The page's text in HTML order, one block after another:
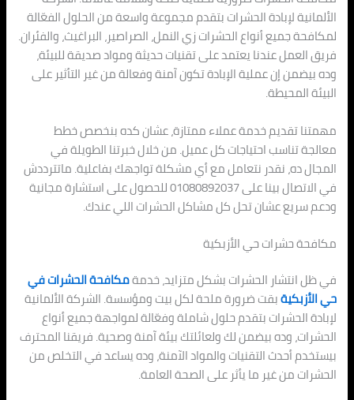
الألمانية لإبادة الحشرات بتقدم مجموعة واسعة من الحلول الفعّالة
لمكافحة جميع أنواع الحشرات زي النمل، الصراصير، البراغيث، والفئران.
فريق العمل عندنا يعتمد على تقنيات حديثة ومواد صديقة للبيئة،
وده بيضمن إن عملية الإبادة تكون آمنة وفعالة من غير التأثير على
البيئة المحيطة.
مهمتنا تقديم خدمة عملاء ممتازة، عشان كده بنخصص خطط
معالجة تناسب احتياجات كل عميل. من خلال خبرتنا الطويلة في
المجال ده، نقدر نتعامل مع أي مشكلة تواجهك بفاعلية. ماتترددش
في الاتصال بينا على 01080892037 للحصول على استشارة مجانية
ودعم سريع عشان تحل كل مشاكل الحشرات اللي عندك.
مكافحة حشرات حي الأزبكية
في ظل انتشار الحشرات بشكل متزايد، خدمةمكافحة الحشرات في
حي الأزبكيةبقت ضرورة ملحة لكل بيت ومؤسسة. الشركة الألمانية
لإبادة الحشرات بتقدم حلول شاملة وفعّالة لمواجهة جميع أنواع
الحشرات، وده بيضمن لك ولعائلتك بيئة آمنة وصحية. فريقنا المحترف
بيستخدم أحدث التقنيات والمواد الآمنة، وده يساعد في التخلص من
الحشرات من غير ما يأثر على الصحة العامة.